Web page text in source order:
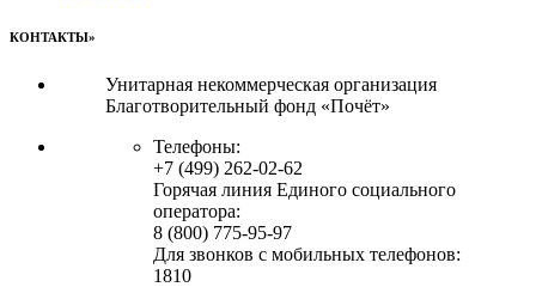
КОНТАКТЫ»
Унитарная некоммерческая организация
Благотворительный фонд «Почёт»
Телефоны:
+7 (499) 262-02-62
Горячая линия Единого социального
оператора:
8 (800) 775-95-97
Для звонков с мобильных телефонов:
1810